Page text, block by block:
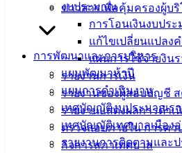
งบประมาณ
การโอนเงินงบปร
แก้ไขเปลี่ยนแปลง
แผนการใช้จ่ายงิน
รายงานการเงิน
รายงานของผู้สอบบัญชี ส
รายงานแสดงผลการดำ
ตรวจสอบภายใน การคว
กิจการสภาเทศบาล
ข่าวสารเพื่อคุ้มครองผู้บ
การพัฒนาและการบริหาร
แผนพัฒนาห้าปี
แผนการดำเนินงาน
เทศบัญญัติงบประมาณรา
เทศบัญญัติเทศบาลเมือง
รายงานการติดตามและป